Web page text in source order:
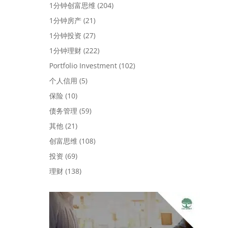
1分钟创富思维 (204)
1分钟房产 (21)
1分钟投资 (27)
1分钟理财 (222)
Portfolio Investment (102)
个人信用 (5)
保险 (10)
债务管理 (59)
其他 (21)
创富思维 (108)
投资 (69)
理财 (138)